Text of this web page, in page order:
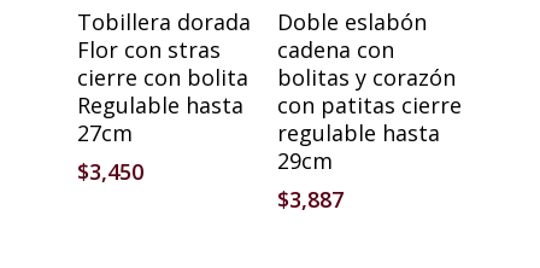
Añadir Al Carrito
Tobillera dorada
Flor con stras
cierre con bolita
Regulable hasta
27cm
$3,450
Añadir Al Carrito
Doble eslabón
cadena con
bolitas y corazón
con patitas cierre
regulable hasta
29cm
$3,887